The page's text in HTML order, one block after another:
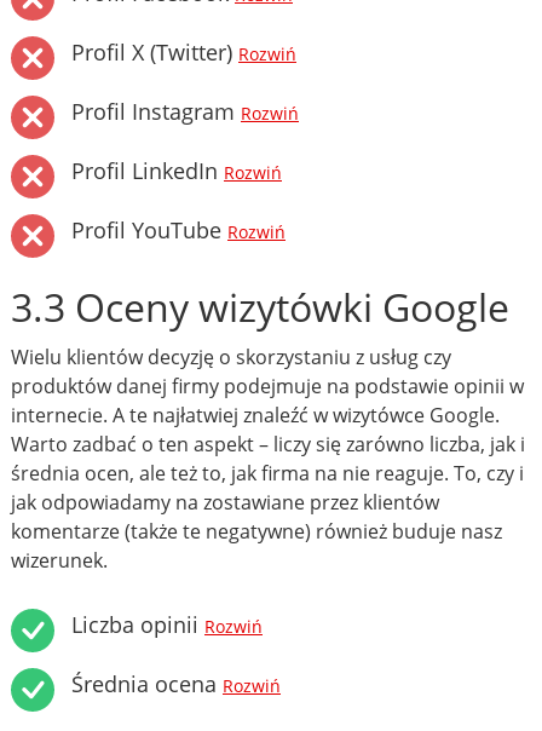
Profil X (Twitter) Rozwiń
Profil Instagram Rozwiń
Profil LinkedIn Rozwiń
Profil YouTube Rozwiń
3.3 Oceny wizytówki Google
Wielu klientów decyzję o skorzystaniu z usług czy
produktów danej firmy podejmuje na podstawie opinii w
internecie. A te najłatwiej znaleźć w wizytówce Google.
Warto zadbać o ten aspekt – liczy się zarówno liczba, jak i
średnia ocen, ale też to, jak firma na nie reaguje. To, czy i
jak odpowiadamy na zostawiane przez klientów
komentarze (także te negatywne) również buduje nasz
wizerunek.
Liczba opinii Rozwiń
Średnia ocena Rozwiń